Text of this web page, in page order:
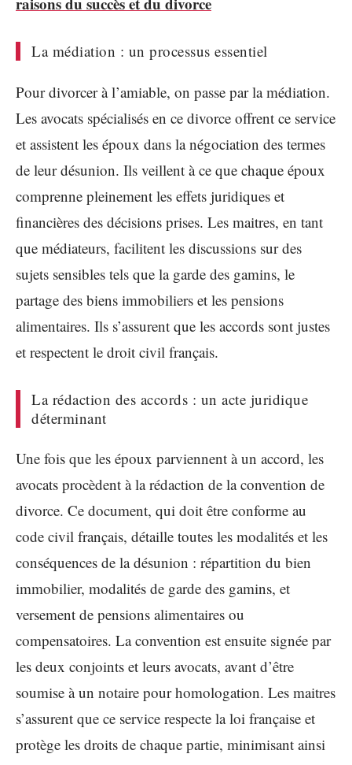
La médiation : un processus essentiel
Pour divorcer à l’amiable, on passe par la médiation.
Les avocats spécialisés en ce divorce offrent ce service
et assistent les époux dans la négociation des termes
de leur désunion. Ils veillent à ce que chaque époux
comprenne pleinement les effets juridiques et
financières des décisions prises. Les maitres, en tant
que médiateurs, facilitent les discussions sur des
sujets sensibles tels que la garde des gamins, le
partage des biens immobiliers et les pensions
alimentaires. Ils s’assurent que les accords sont justes
et respectent le droit civil français.
La rédaction des accords : un acte juridique
déterminant
Une fois que les époux parviennent à un accord, les
avocats procèdent à la rédaction de la convention de
divorce. Ce document, qui doit être conforme au
code civil français, détaille toutes les modalités et les
conséquences de la désunion : répartition du bien
immobilier, modalités de garde des gamins, et
versement de pensions alimentaires ou
compensatoires. La convention est ensuite signée par
les deux conjoints et leurs avocats, avant d’être
soumise à un notaire pour homologation. Les maitres
s’assurent que ce service respecte la loi française et
protège les droits de chaque partie, minimisant ainsi